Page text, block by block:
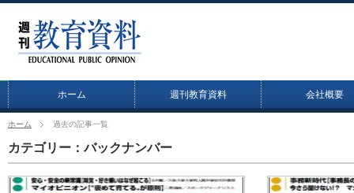
ホーム 週刊教育資料 会社概要
ホーム 過去の記事一覧
カテゴリー：バックナンバー